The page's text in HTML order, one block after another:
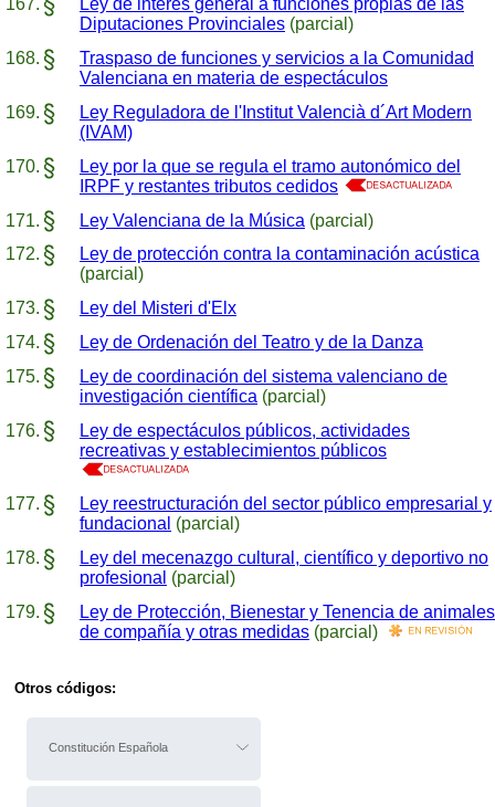
Otros códigos:
Constitución Española
Ley de interés general a funciones propias de las
Diputaciones Provinciales (parcial)
Traspaso de funciones y servicios a la Comunidad
Valenciana en materia de espectáculos
Ley Reguladora de l'Institut Valencià d´Art Modern
(IVAM)
Ley por la que se regula el tramo autonómico del
IRPF y restantes tributos cedidos
Ley Valenciana de la Música (parcial)
Ley de protección contra la contaminación acústica
(parcial)
Ley del Misteri d'Elx
Ley de Ordenación del Teatro y de la Danza
Ley de coordinación del sistema valenciano de
investigación científica (parcial)
Ley de espectáculos públicos, actividades
recreativas y establecimientos públicos
Ley reestructuración del sector público empresarial y
fundacional (parcial)
Ley del mecenazgo cultural, científico y deportivo no
profesional (parcial)
Ley de Protección, Bienestar y Tenencia de animales
de compañía y otras medidas (parcial)